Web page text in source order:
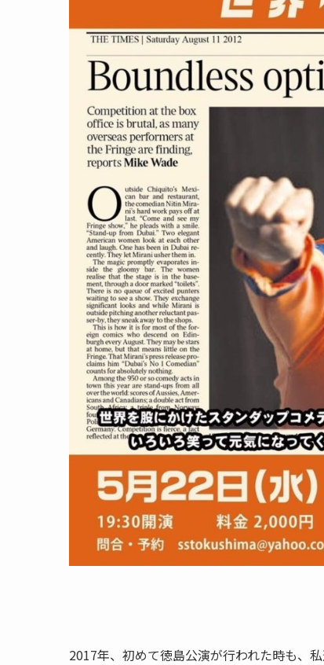
2017年、初めて徳島公演が行われた時も、